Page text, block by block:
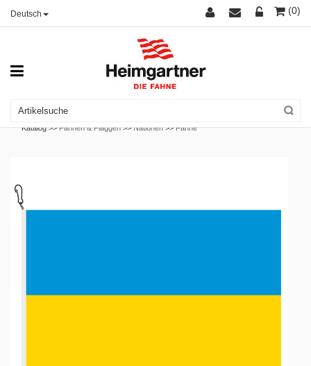
Deutsch (0)
Katalog >>Fahnen & Flaggen >>Nationen >>Fahne